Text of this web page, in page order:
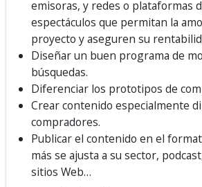
emisoras, y redes o plataformas
espectáculos que permitan la
proyecto y aseguren su
Diseñar un buen programa de
búsquedas.
Diferenciar los prototipos de
Crear contenido especialmente
compradores.
Publicar el contenido en el
más se ajusta a su sector,
sitios Web…